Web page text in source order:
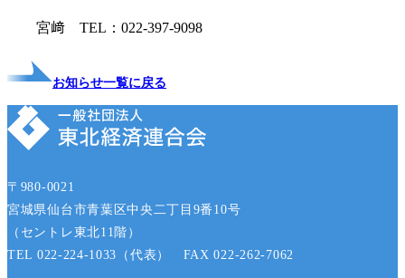
宮﨑 TEL：022-397-9098
お知らせ一覧に戻る
〒980-0021
宮城県仙台市青葉区中央二丁目9番10号
（セントレ東北11階）
TEL 022-224-1033（代表） FAX 022-262-7062